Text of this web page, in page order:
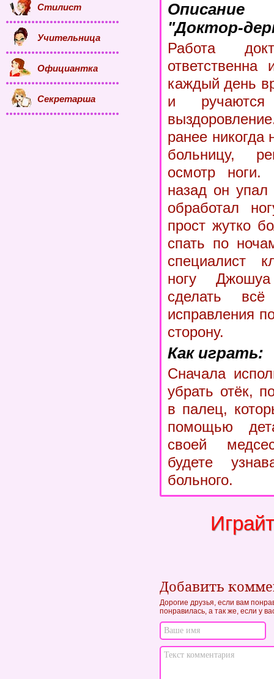
"Доктор-
Работа
каждый день
и
ранее
больницу,
осмотр ноги.
назад он
обработал
прост жутко
спать по
специалист
ногу
сделать
исправления
сторону.
Как играть:
Сначала
убрать отёк,
в палец,
помощью
своей
будете
больного.
Добавить
Дорогие друзья, если вам
понравилась, а так же, если у
Стилист
Учительница
Официантка
Секретарша